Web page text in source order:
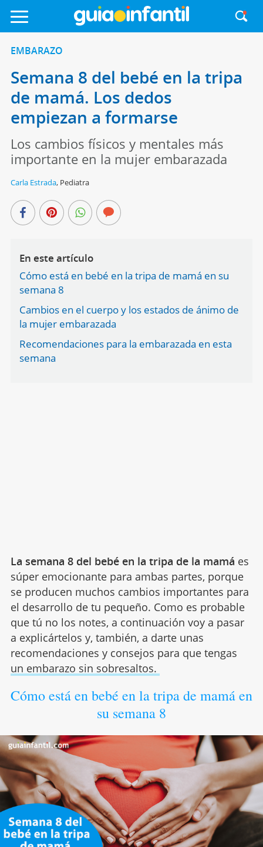
EMBARAZO
Semana 8 del bebé en la tripa
de mamá. Los dedos
empiezan a formarse
Los cambios físicos y mentales más
importante en la mujer embarazada
Carla Estrada, Pediatra
En este artículo
Cómo está en bebé en la tripa de mamá en su
semana 8
Cambios en el cuerpo y los estados de ánimo de
la mujer embarazada
Recomendaciones para la embarazada en esta
semana
La semana 8 del bebé en la tripa de la mamá es
súper emocionante para ambas partes, porque
se producen muchos cambios importantes para
el desarrollo de tu pequeño. Como es probable
que tú no los notes, a continuación voy a pasar
a explicártelos y, también, a darte unas
recomendaciones y consejos para que tengas
un embarazo sin sobresaltos.
Cómo está en bebé en la tripa de mamá en
su semana 8